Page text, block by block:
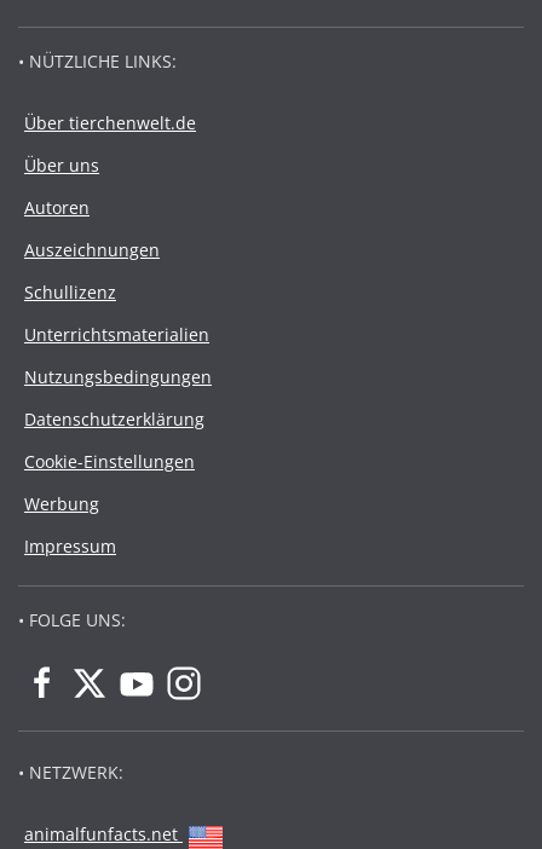
• NÜTZLICHE LINKS:
Über tierchenwelt.de
Über uns
Autoren
Auszeichnungen
Schullizenz
Unterrichtsmaterialien
Nutzungsbedingungen
Datenschutzerklärung
Cookie-Einstellungen
Werbung
Impressum
• FOLGE UNS:
• NETZWERK:
animalfunfacts.net